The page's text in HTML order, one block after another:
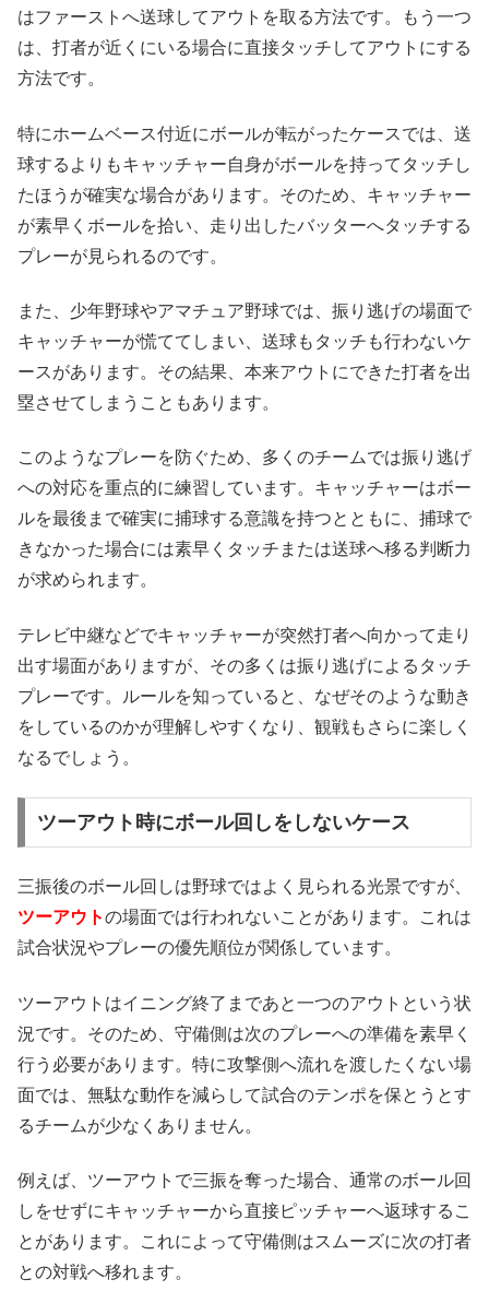
はファーストへ送球してアウトを取る方法です。もう一つ
は、打者が近くにいる場合に直接タッチしてアウトにする
方法です。
特にホームベース付近にボールが転がったケースでは、送
球するよりもキャッチャー自身がボールを持ってタッチし
たほうが確実な場合があります。そのため、キャッチャー
が素早くボールを拾い、走り出したバッターへタッチする
プレーが見られるのです。
また、少年野球やアマチュア野球では、振り逃げの場面で
キャッチャーが慌ててしまい、送球もタッチも行わないケ
ースがあります。その結果、本来アウトにできた打者を出
塁させてしまうこともあります。
このようなプレーを防ぐため、多くのチームでは振り逃げ
への対応を重点的に練習しています。キャッチャーはボー
ルを最後まで確実に捕球する意識を持つとともに、捕球で
きなかった場合には素早くタッチまたは送球へ移る判断力
が求められます。
テレビ中継などでキャッチャーが突然打者へ向かって走り
出す場面がありますが、その多くは振り逃げによるタッチ
プレーです。ルールを知っていると、なぜそのような動き
をしているのかが理解しやすくなり、観戦もさらに楽しく
なるでしょう。
ツーアウト時にボール回しをしないケース
三振後のボール回しは野球ではよく見られる光景ですが、
ツーアウトの場面では行われないことがあります。これは
試合状況やプレーの優先順位が関係しています。
ツーアウトはイニング終了まであと一つのアウトという状
況です。そのため、守備側は次のプレーへの準備を素早く
行う必要があります。特に攻撃側へ流れを渡したくない場
面では、無駄な動作を減らして試合のテンポを保とうとす
るチームが少なくありません。
例えば、ツーアウトで三振を奪った場合、通常のボール回
しをせずにキャッチャーから直接ピッチャーへ返球するこ
とがあります。これによって守備側はスムーズに次の打者
との対戦へ移れます。